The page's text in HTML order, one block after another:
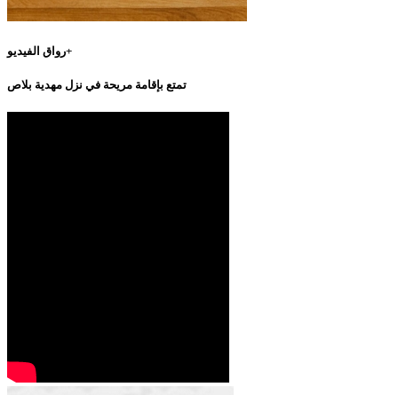
رواق الفيديو+
تمتع بإقامة مريحة في نزل مهدية بلاص